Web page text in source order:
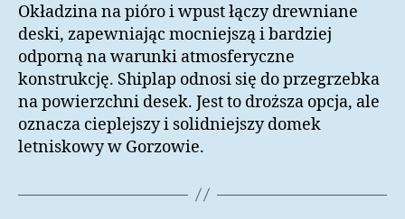
Okładzina na pióro i wpust łączy drewniane
deski, zapewniając mocniejszą i bardziej
odporną na warunki atmosferyczne
konstrukcję. Shiplap odnosi się do przegrzebka
na powierzchni desek. Jest to droższa opcja, ale
oznacza cieplejszy i solidniejszy domek
letniskowy w Gorzowie.